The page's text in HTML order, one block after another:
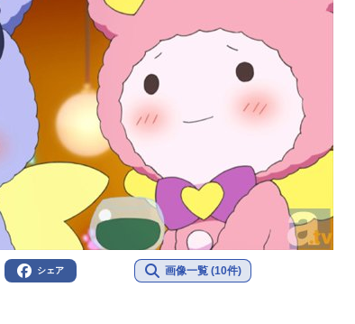
シェア 画像一覧 (10件)